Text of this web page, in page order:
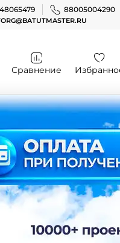
88005004290
Сравнение